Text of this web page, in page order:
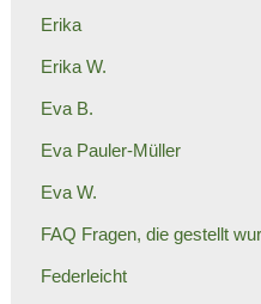
Erika
Erika W.
Eva B.
Eva Pauler-Müller
Eva W.
FAQ Fragen, die gestellt
Federleicht